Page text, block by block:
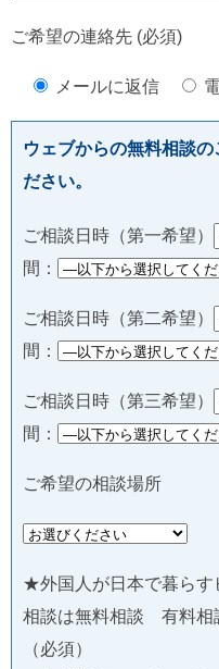
ご希望の連絡先 (必須)
メールに返信
ウェブからの無料相談
ださい。
ご相談日時（第一希望）
間：
ご相談日時（第二希望）
間：
ご相談日時（第三希望）
間：
ご希望の相談場所
★外国人が日本で暮らす
相談は無料相談 有料相
（必須）